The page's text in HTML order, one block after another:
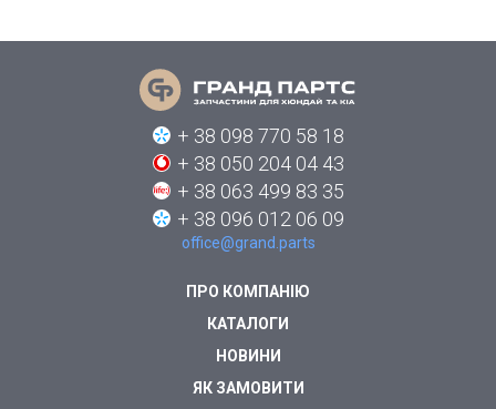
ПРО КОМПАНІЮ
КАТАЛОГИ
НОВИНИ
ЯК ЗАМОВИТИ
+ 38 098 770 58 18
+ 38 050 204 04 43
+ 38 063 499 83 35
+ 38 096 012 06 09
office@grand.parts